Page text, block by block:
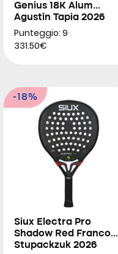
Genius 18K Alum
Agustín Tapia 2026
Punteggio: 9
331.50€
-18%
Siux Electra Pro
Shadow Red Franco
Stupackzuk 2026